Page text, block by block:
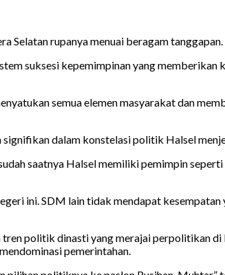
rupanya menuai beragam
suksesi kepemimpinan yang
semua elemen masyarakat dan
signifikan dalam konstelasi politik Halsel
saatnya Halsel memiliki pemimpin
ini. SDM lain tidak mendapat
politik dinasti yang merajai perpolitikan
pemerintahan.